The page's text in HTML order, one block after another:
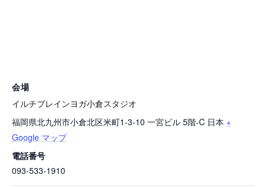
会場
イルチブレインヨガ小倉スタジオ
福岡県北九州市小倉北区米町1-3-10 一宮ビル 5階-C 日本 +
Google マップ
電話番号
093-533-1910